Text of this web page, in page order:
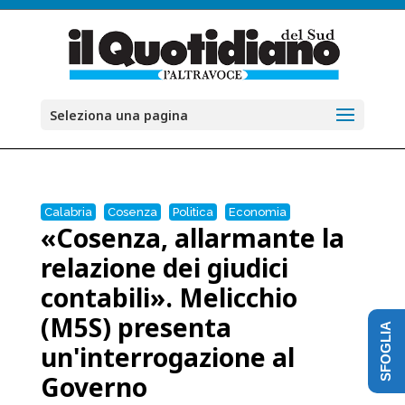
Seleziona una pagina
Calabria Cosenza Politica Economia
«Cosenza, allarmante la
relazione dei giudici
contabili». Melicchio
(M5S) presenta
un'interrogazione al
Governo
SFOGLIA